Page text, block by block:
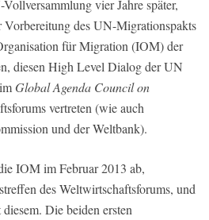
vier Jahre später,
des UN-Migrationspakts
für Migration (IOM) der
diesen High Level Dialog der UN
Global Agenda Council on
vertreten (wie auch
und der Weltbank).
IOM im Februar 2013 ab,
des Weltwirtschaftsforums, und
Die beiden ersten